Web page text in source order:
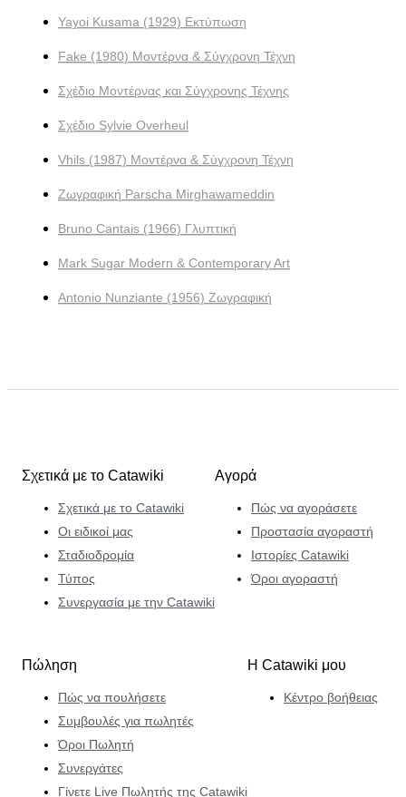
Yayoi Kusama (1929) Εκτύπωση
Fake (1980) Μοντέρνα & Σύγχρονη Τέχνη
Σχέδιο Μοντέρνας και Σύγχρονης Τέχνης
Σχέδιο Sylvie Overheul
Vhils (1987) Μοντέρνα & Σύγχρονη Τέχνη
Ζωγραφική Parscha Mirghawameddin
Bruno Cantais (1966) Γλυπτική
Mark Sugar Modern & Contemporary Art
Antonio Nunziante (1956) Ζωγραφική
Σχετικά με το Catawiki
Σχετικά με το Catawiki
Οι ειδικοί μας
Σταδιοδρομία
Τύπος
Συνεργασία με την Catawiki
Αγορά
Πώς να αγοράσετε
Προστασία αγοραστή
Ιστορίες Catawiki
Όροι αγοραστή
Πώληση
Πώς να πουλήσετε
Συμβουλές για πωλητές
Όροι Πωλητή
Συνεργάτες
Γίνετε Live Πωλητής της Catawiki
Η Catawiki μου
Κέντρο βοήθειας